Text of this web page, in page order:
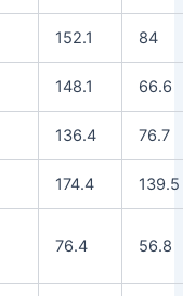
152.1 84
148.1 66.6
136.4 76.7
174.4 139.5
76.4 56.8